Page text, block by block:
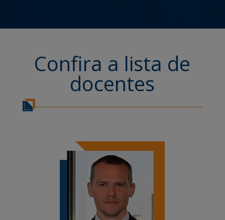
Confira a lista de
docentes